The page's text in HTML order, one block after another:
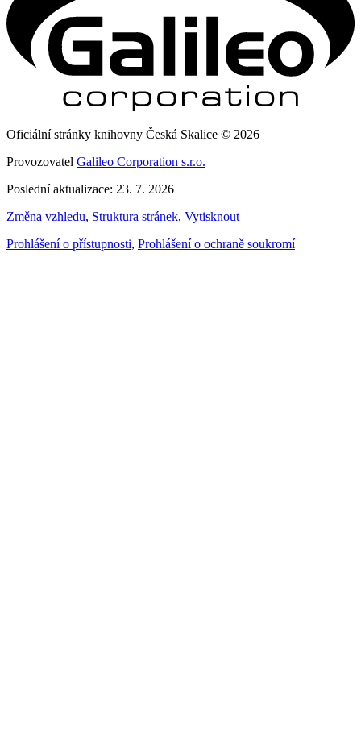
Oficiální stránky knihovny Česká Skalice © 2026
Provozovatel Galileo Corporation s.r.o.
Poslední aktualizace: 23. 7. 2026
Změna vzhledu, Struktura stránek, Vytisknout
Prohlášení o přístupnosti, Prohlášení o ochraně soukromí